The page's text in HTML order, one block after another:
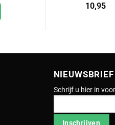
10,95
NIEUWSBRIEF
Schrijf u hier in
Inschrijven